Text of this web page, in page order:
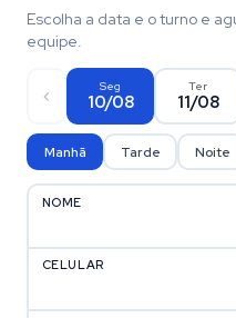
Escolha a data e o turno e
equipe.
Seg
10/08
Ter
11/08
Manhã Tarde Noite
NOME
CELULAR